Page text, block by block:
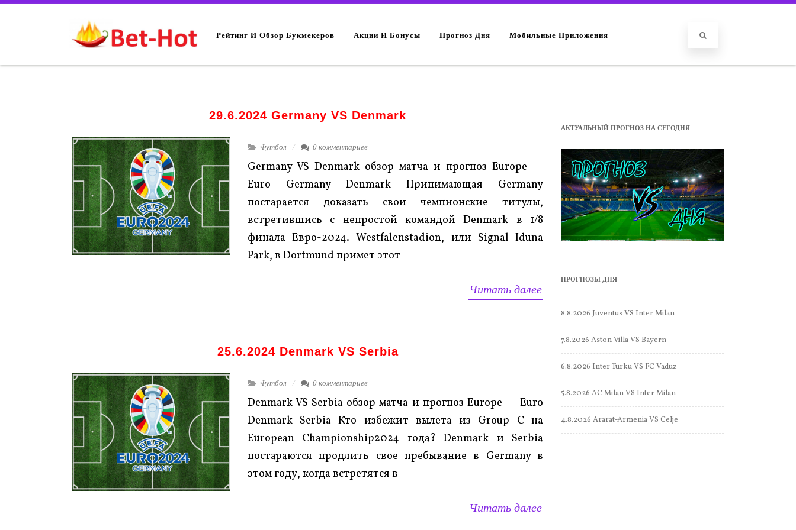
Рейтинг И Обзор Букмекеров Акции И Бонусы Прогноз Дня Мобильные Приложения
29.6.2024 Germany VS Denmark
Футбол 0 комментариев
Germany VS Denmark обзор матча и прогноз Europe —
Euro Germany Denmark Принимающая Germany
постарается доказать свои чемпионские титулы,
встретившись с непростой командой Denmark в 1/8
финала Евро-2024. Westfalenstadion, или Signal Iduna
Park, в Dortmund примет этот
Читать далее
25.6.2024 Denmark VS Serbia
Футбол 0 комментариев
Denmark VS Serbia обзор матча и прогноз Europe — Euro
Denmark Serbia Кто избежит вылета из Group C на
European Championship2024 года? Denmark и Serbia
постараются продлить свое пребывание в Germany в
этом году, когда встретятся в
Читать далее
АКТУАЛЬНЫЙ ПРОГНОЗ НА СЕГОДНЯ
ПРОГНОЗЫ ДНЯ
8.8.2026 Juventus VS Inter Milan
7.8.2026 Aston Villa VS Bayern
6.8.2026 Inter Turku VS FC Vaduz
5.8.2026 AC Milan VS Inter Milan
4.8.2026 Ararat-Armenia VS Celje